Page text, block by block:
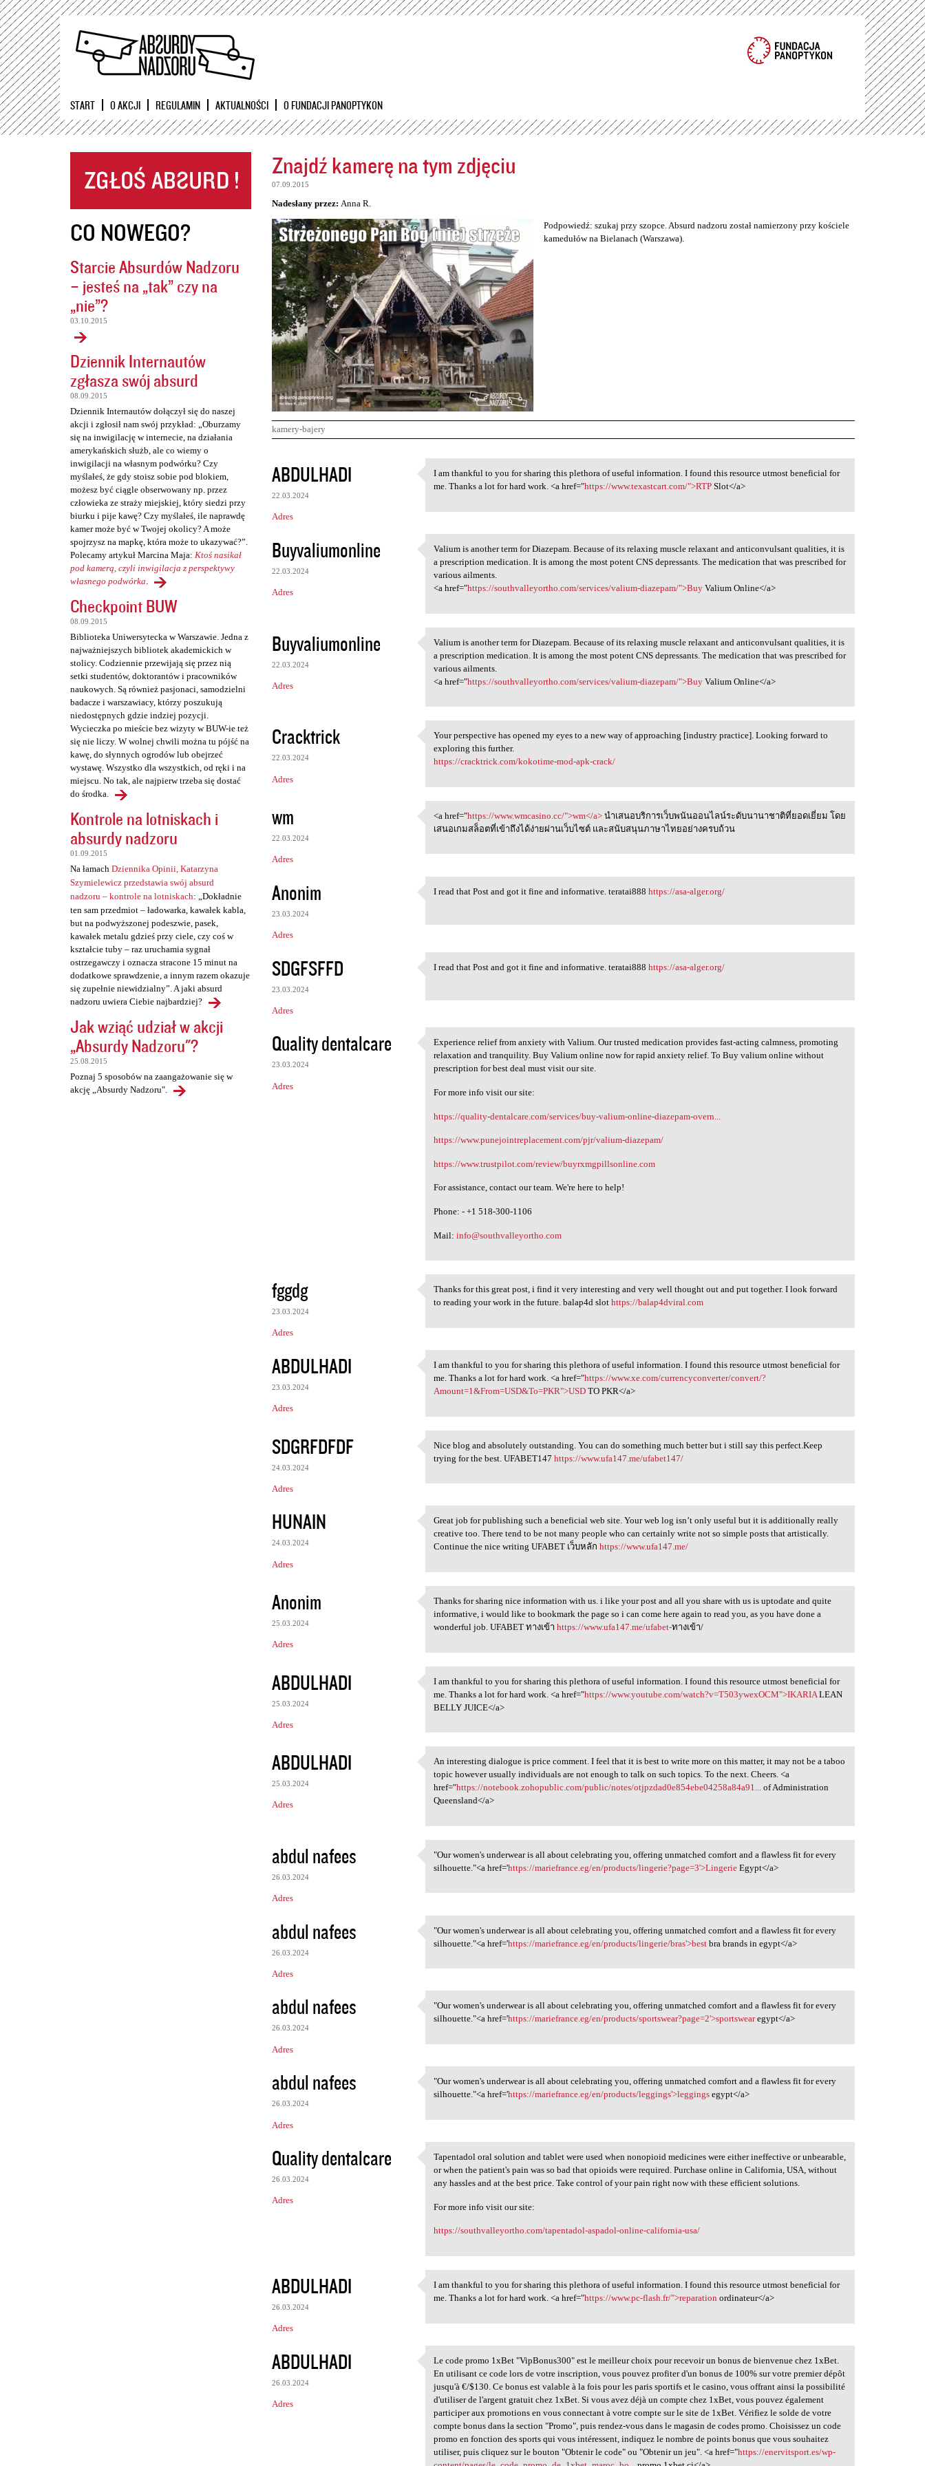
Przejdź
START O AKCJI REGULAMIN AKTUALNOŚCI O FUNDACJI PANOPTYKON
CO NOWEGO?
Starcie Absurdów Nadzoru
– jesteś na „tak” czy na
„nie”?
03.10.2015
Dziennik Internautów
zgłasza swój absurd
08.09.2015
Dziennik Internautów dołączył się do naszej
akcji i zgłosił nam swój przykład: „Oburzamy
się na inwigilację w internecie, na działania
amerykańskich służb, ale co wiemy o
inwigilacji na własnym podwórku? Czy
myślałeś, że gdy stoisz sobie pod blokiem,
możesz być ciągle obserwowany np. przez
człowieka ze straży miejskiej, który siedzi przy
biurku i pije kawę? Czy myślałeś, ile naprawdę
kamer może być w Twojej okolicy? A może
spojrzysz na mapkę, która może to ukazywać?”.
Polecamy artykuł Marcina Maja: Ktoś nasikał
pod kamerą, czyli inwigilacja z perspektywy
własnego podwórka.
Checkpoint BUW
08.09.2015
Biblioteka Uniwersytecka w Warszawie. Jedna z
najważniejszych bibliotek akademickich w
stolicy. Codziennie przewijają się przez nią
setki studentów, doktorantów i pracowników
naukowych. Są również pasjonaci, samodzielni
badacze i warszawiacy, którzy poszukują
niedostępnych gdzie indziej pozycji.
Wycieczka po mieście bez wizyty w BUW-ie też
się nie liczy. W wolnej chwili można tu pójść na
kawę, do słynnych ogrodów lub obejrzeć
wystawę. Wszystko dla wszystkich, od ręki i na
miejscu. No tak, ale najpierw trzeba się dostać
do środka.
Kontrole na lotniskach i
absurdy nadzoru
01.09.2015
Na łamach Dziennika Opinii, Katarzyna
Szymielewicz przedstawia swój absurd
nadzoru – kontrole na lotniskach: „Dokładnie
ten sam przedmiot – ładowarka, kawałek kabla,
but na podwyższonej podeszwie, pasek,
kawałek metalu gdzieś przy ciele, czy coś w
kształcie tuby – raz uruchamia sygnał
ostrzegawczy i oznacza stracone 15 minut na
dodatkowe sprawdzenie, a innym razem okazuje
się zupełnie niewidzialny”. A jaki absurd
nadzoru uwiera Ciebie najbardziej?
Jak wziąć udział w akcji
„Absurdy Nadzoru"?
25.08.2015
Poznaj 5 sposobów na zaangażowanie się w
akcję „Absurdy Nadzoru".
Znajdź kamerę na tym zdjęciu
07.09.2015
Nadesłany przez: Anna R.
Podpowiedź: szukaj przy szopce. Absurd nadzoru został namierzony przy kościele
kamedułów na Bielanach (Warszawa).
kamery-bajery
K
o
m
e
n
t
r
e
ABDULHADI
22.03.2024
Adres
I am thankful to you for
I am thankful to you for sharing this plethora of useful information. I found this resource utmost beneficial for
me. Thanks a lot for hard work. <a href="https://www.texastcart.com/">RTP Slot</a>
Buyvaliumonline
22.03.2024
Adres
Valium is another term for
Valium is another term for Diazepam. Because of its relaxing muscle relaxant and anticonvulsant qualities, it is
a prescription medication. It is among the most potent CNS depressants. The medication that was prescribed for
various ailments.
<a href="https://southvalleyortho.com/services/valium-diazepam/">Buy Valium Online</a>
Buyvaliumonline
22.03.2024
Adres
Valium is another term for
Valium is another term for Diazepam. Because of its relaxing muscle relaxant and anticonvulsant qualities, it is
a prescription medication. It is among the most potent CNS depressants. The medication that was prescribed for
various ailments.
<a href="https://southvalleyortho.com/services/valium-diazepam/">Buy Valium Online</a>
Cracktrick
22.03.2024
Adres
Your perspective has opened
Your perspective has opened my eyes to a new way of approaching [industry practice]. Looking forward to
exploring this further.
https://cracktrick.com/kokotime-mod-apk-crack/
wm
22.03.2024
Adres
<a href="https://www.wmcasino
<a href="https://www.wmcasino.cc/">wm</a> นำเสนอบริการเว็บพนันออนไลน์ระดับนานาชาติที่ยอดเยี่ยม โดย
เสนอเกมสล็อตที่เข้าถึงได้ง่ายผ่านเว็บไซต์ และสนับสนุนภาษาไทยอย่างครบถ้วน
Anonim
23.03.2024
Adres
I read that Post and got it
I read that Post and got it fine and informative. teratai888https://asa-alger.org/
SDGFSFFD
23.03.2024
Adres
I read that Post and got it
I read that Post and got it fine and informative. teratai888https://asa-alger.org/
Quality dentalcare
23.03.2024
Adres
Experience relief from
Experience relief from anxiety with Valium. Our trusted medication provides fast-acting calmness, promoting
relaxation and tranquility. Buy Valium online now for rapid anxiety relief. To Buy valium online without
prescription for best deal must visit our site.
For more info visit our site:
https://quality-dentalcare.com/services/buy-valium-online-diazepam-overn...
https://www.punejointreplacement.com/pjr/valium-diazepam/
https://www.trustpilot.com/review/buyrxmgpillsonline.com
For assistance, contact our team. We're here to help!
Phone: - +1 518-300-1106
Mail:info@southvalleyortho.com
fggdg
23.03.2024
Adres
Thanks for this great post, i
Thanks for this great post, i find it very interesting and very well thought out and put together. I look forward
to reading your work in the future. balap4d slothttps://balap4dviral.com
ABDULHADI
23.03.2024
Adres
I am thankful to you for
I am thankful to you for sharing this plethora of useful information. I found this resource utmost beneficial for
me. Thanks a lot for hard work. <a href="https://www.xe.com/currencyconverter/convert/?
Amount=1&From=USD&To=PKR">USD TO PKR</a>
SDGRFDFDF
24.03.2024
Adres
Nice blog and absolutely
Nice blog and absolutely outstanding. You can do something much better but i still say this perfect.Keep
trying for the best. UFABET147https://www.ufa147.me/ufabet147/
HUNAIN
24.03.2024
Adres
Great job for publishing such
Great job for publishing such a beneficial web site. Your web log isn’t only useful but it is additionally really
creative too. There tend to be not many people who can certainly write not so simple posts that artistically.
Continue the nice writing UFABET เว็บหลักhttps://www.ufa147.me/
Anonim
25.03.2024
Adres
Thanks for sharing nice
Thanks for sharing nice information with us. i like your post and all you share with us is uptodate and quite
informative, i would like to bookmark the page so i can come here again to read you, as you have done a
wonderful job. UFABET ทางเข้าhttps://www.ufa147.me/ufabet-ทางเข้า/
ABDULHADI
25.03.2024
Adres
I am thankful to you for
I am thankful to you for sharing this plethora of useful information. I found this resource utmost beneficial for
me. Thanks a lot for hard work. <a href="https://www.youtube.com/watch?v=T503ywexOCM">IKARIA LEAN
BELLY JUICE</a>
ABDULHADI
25.03.2024
Adres
An interesting dialogue is
An interesting dialogue is price comment. I feel that it is best to write more on this matter, it may not be a taboo
topic however usually individuals are not enough to talk on such topics. To the next. Cheers. <a
href="https://notebook.zohopublic.com/public/notes/otjpzdad0e854ebe04258a84a91... of Administration
Queensland</a>
abdul nafees
26.03.2024
Adres
"Our women's underwear is all
"Our women's underwear is all about celebrating you, offering unmatched comfort and a flawless fit for every
silhouette."<a href='https://mariefrance.eg/en/products/lingerie?page=3'>Lingerie Egypt</a>
abdul nafees
26.03.2024
Adres
"Our women's underwear is all
"Our women's underwear is all about celebrating you, offering unmatched comfort and a flawless fit for every
silhouette."<a href='https://mariefrance.eg/en/products/lingerie/bras'>best bra brands in egypt</a>
abdul nafees
26.03.2024
Adres
"Our women's underwear is all
"Our women's underwear is all about celebrating you, offering unmatched comfort and a flawless fit for every
silhouette."<a href='https://mariefrance.eg/en/products/sportswear?page=2'>sportswearegypt</a>
abdul nafees
26.03.2024
Adres
"Our women's underwear is all
"Our women's underwear is all about celebrating you, offering unmatched comfort and a flawless fit for every
silhouette."<a href='https://mariefrance.eg/en/products/leggings'>leggings egypt</a>
Quality dentalcare
26.03.2024
Adres
Tapentadol oral solution and
Tapentadol oral solution and tablet were used when nonopioid medicines were either ineffective or unbearable,
or when the patient's pain was so bad that opioids were required. Purchase online in California, USA, without
any hassles and at the best price. Take control of your pain right now with these efficient solutions.
For more info visit our site:
https://southvalleyortho.com/tapentadol-aspadol-online-california-usa/
ABDULHADI
26.03.2024
Adres
I am thankful to you for
I am thankful to you for sharing this plethora of useful information. I found this resource utmost beneficial for
me. Thanks a lot for hard work. <a href="https://www.pc-flash.fr/">reparation ordinateur</a>
ABDULHADI
26.03.2024
Adres
Le code promo 1xBet
Le code promo 1xBet "VipBonus300" est le meilleur choix pour recevoir un bonus de bienvenue chez 1xBet.
En utilisant ce code lors de votre inscription, vous pouvez profiter d'un bonus de 100% sur votre premier dépôt
jusqu'à €/$130. Ce bonus est valable à la fois pour les paris sportifs et le casino, vous offrant ainsi la possibilité
d'utiliser de l'argent gratuit chez 1xBet. Si vous avez déjà un compte chez 1xBet, vous pouvez également
participer aux promotions en vous connectant à votre compte sur le site de 1xBet. Vérifiez le solde de votre
compte bonus dans la section "Promo", puis rendez-vous dans le magasin de codes promo. Choisissez un code
promo en fonction des sports qui vous intéressent, indiquez le nombre de points bonus que vous souhaitez
utiliser, puis cliquez sur le bouton "Obtenir le code" ou "Obtenir un jeu". <a href="https://enervitsport.es/wp-